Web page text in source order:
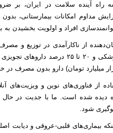
راه آینده سلامت در ایران، بر
مداوم امکانات بیمارستانی،
افراد و اولویت بخشیدن
درصد آزمایش‌های پزشکی و
از فناوری‌های نوین و ویزیت‌های
دیده شده است. ما با جدیت در
شود.
بیماری‌های قلبی-عروقی و دیابت